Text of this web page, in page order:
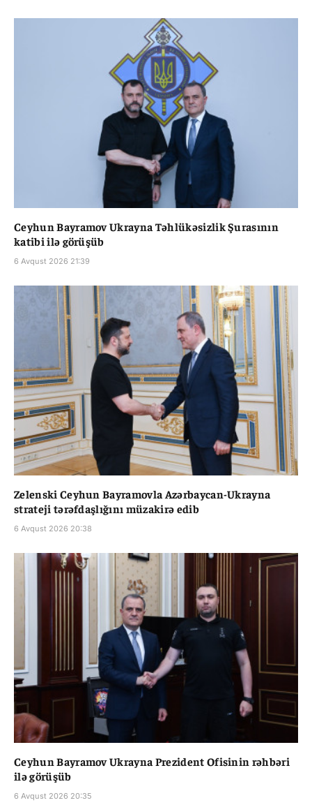
Ceyhun Bayramov Ukrayna Təhlükəsizlik Şurasının
katibi ilə görüşüb
6 Avqust 2026 21:39
Zelenski Ceyhun Bayramovla Azərbaycan-Ukrayna
strateji tərəfdaşlığını müzakirə edib
6 Avqust 2026 20:38
Ceyhun Bayramov Ukrayna Prezident Ofisinin rəhbəri
ilə görüşüb
6 Avqust 2026 20:35